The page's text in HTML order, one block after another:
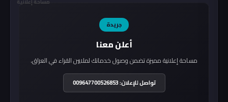
جريدة
أعلن معنا
مساحة إعلانية مميزة تضمن وصول خدماتك لملايين القراء في العراق.
تواصل للإعلان: 009647700526853